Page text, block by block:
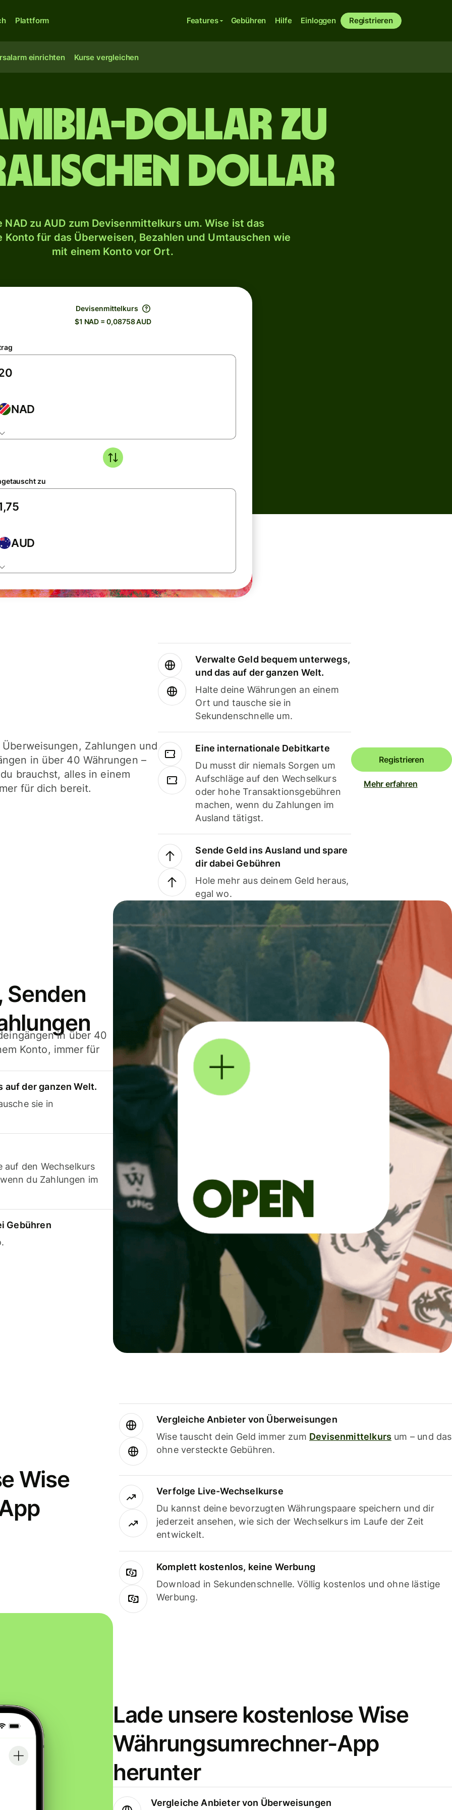
Plattform Features Gebühren Hilfe Einloggen Registrieren
einrichten Kurse vergleichen
Dollar zu
Dollar
NAD zu AUD zum Devisenmittelkurs um. Wise ist das
Konto für das Überweisen, Bezahlen und Umtauschen wie
mit einem Konto vor Ort.
Devisenmittelkurs
$1 NAD = 0,08758 AUD
NAD
zu
AUD
Zahlungen und
in über 40 Währungen –
brauchst, alles in einem
für dich bereit.
Verwalte Geld bequem unterwegs,
und das auf der ganzen Welt.
Halte deine Währungen an einem
Ort und tausche sie in
Sekundenschnelle um.
Eine internationale Debitkarte
Du musst dir niemals Sorgen um
Aufschläge auf den Wechselkurs
oder hohe Transaktionsgebühren
machen, wenn du Zahlungen im
Ausland tätigst.
Sende Geld ins Ausland und spare
dir dabei Gebühren
Hole mehr aus deinem Geld heraus,
egal wo.
Registrieren
Mehr erfahren
Senden
in über 40
Konto, immer für
auf der ganzen Welt.
sie in
auf den Wechselkurs
du Zahlungen im
Gebühren
Wise
Vergleiche Anbieter von Überweisungen
Wise tauscht dein Geld immer zum Devisenmittelkurs um – und das
ohne versteckte Gebühren.
Verfolge Live-Wechselkurse
Du kannst deine bevorzugten Währungspaare speichern und dir
jederzeit ansehen, wie sich der Wechselkurs im Laufe der Zeit
entwickelt.
Komplett kostenlos, keine Werbung
Download in Sekundenschnelle. Völlig kostenlos und ohne lästige
Werbung.
Lade unsere kostenlose Wise
Währungsumrechner-App
herunter
Vergleiche Anbieter von Überweisungen